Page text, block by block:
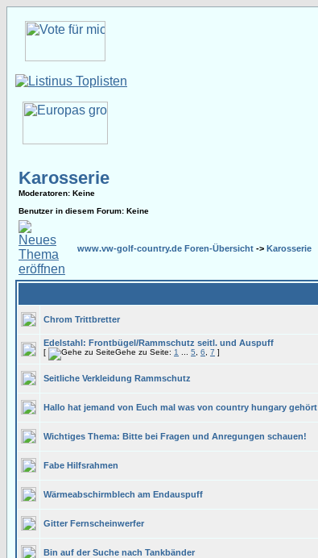
Karosserie
Moderatoren: Keine
Benutzer in diesem Forum: Keine
www.vw-golf-country.de Foren-Übersicht -> Karosserie
Chrom Trittbretter
Edelstahl: Frontbügel/Rammschutz seitl. und Auspuff
[ Gehe zu Seite: 1 5 6 7 ]
Seitliche Verkleidung Rammschutz
Hallo hat jemand von Euch mal was von country hungary gehört
Wichtiges Thema: Bitte bei Fragen und Anregungen schauen!
Fabe Hilfsrahmen
Wärmeabschirmblech am Endauspuff
Gitter Fernscheinwerfer
Bin auf der Suche nach Tankbänder